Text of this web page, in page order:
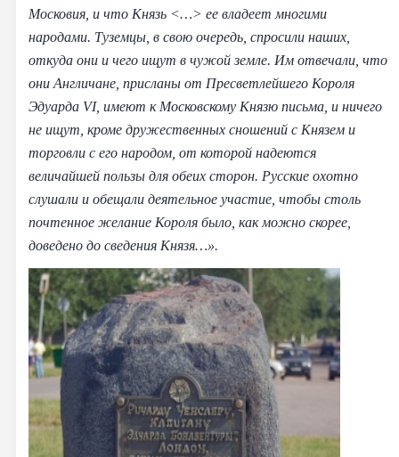
Московия, и что Князь <…> ее владеет многими
народами. Туземцы, в свою очередь, спросили наших,
откуда они и чего ищут в чужой земле. Им отвечали, что
они Англичане, присланы от Пресветлейшего Короля
Эдуарда VI, имеют к Московскому Kнязю письма, и ничего
не ищут, кроме дружественных сношений с Князем и
торговли с его народом, от которой надеются
величайшей пользы для обеих сторон. Pyccкие охотно
слушали и обещали деятельное участие, чтобы столь
почтенное желание Короля было, как можно скорее,
доведено до сведения Князя…».